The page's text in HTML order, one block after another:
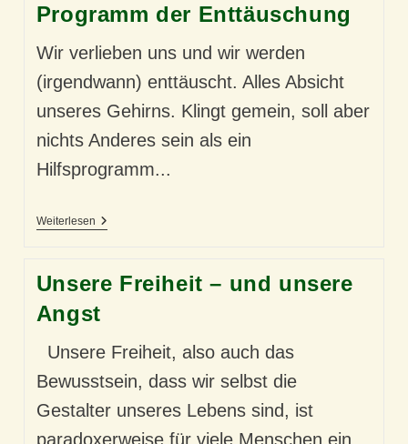
Programm der Enttäuschung
Wir verlieben uns und wir werden
(irgendwann) enttäuscht. Alles Absicht
unseres Gehirns. Klingt gemein, soll aber
nichts Anderes sein als ein
Hilfsprogramm...
WeiterlesenUnser
Programm
Der
Enttäuschung
Unsere Freiheit – und unsere
Angst
Unsere Freiheit, also auch das
Bewusstsein, dass wir selbst die
Gestalter unseres Lebens sind, ist
paradoxerweise für viele Menschen ein